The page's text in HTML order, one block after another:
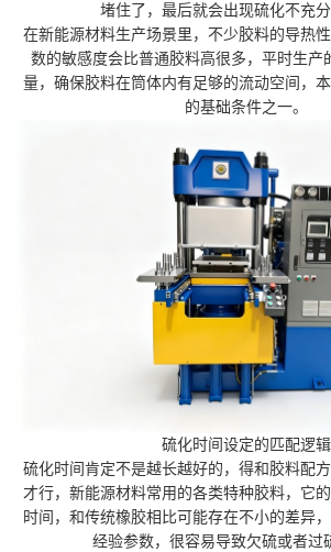
堵住了，最后就会出现硫化不充分
在新能源材料生产场景里，不少胶料的导热
数的敏感度会比普通胶料高很多，平时生产
量，确保胶料在筒体内有足够的流动空间，
的基础条件之一。
硫化时间设定的匹配逻辑
硫化时间肯定不是越长越好的，得和胶料配
才行，新能源材料常用的各类特种胶料，它
时间，和传统橡胶相比可能存在不小的差异
经验参数，很容易导致欠硫或者过